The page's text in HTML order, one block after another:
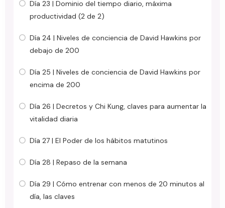
Día 23 | Dominio del tiempo diario, máxima
productividad (2 de 2)
Día 24 | Niveles de conciencia de David Hawkins por
debajo de 200
Día 25 | Niveles de conciencia de David Hawkins por
encima de 200
Día 26 | Decretos y Chi Kung, claves para aumentar la
vitalidad diaria
Día 27 | El Poder de los hábitos matutinos
Día 28 | Repaso de la semana
Día 29 | Cómo entrenar con menos de 20 minutos al
día, las claves